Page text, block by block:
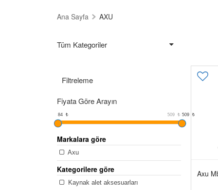
Ana Sayfa AXU
Tüm Kategoriler
Filtreleme
Fiyata Göre Arayın
84 509 ₺
84 ₺ 509 ₺
Markalara göre
Axu
Kategorilere göre
Kaynak alet aksesuarları
Axu